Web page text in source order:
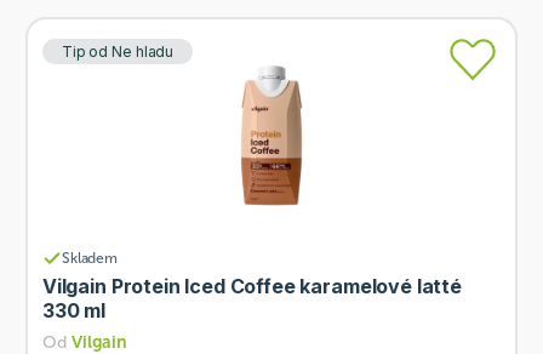
Tip od Ne hladu
Skladem
Vilgain Protein Iced Coffee karamelové latté
330 ml
Od Vilgain